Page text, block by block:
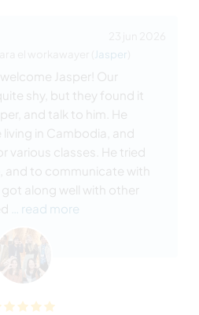
Jasper
Jasper! Our
shy, but they found it
and talk to him. He
in Cambodia, and
various classes. He tried
and to communicate with
along well with other
… read more